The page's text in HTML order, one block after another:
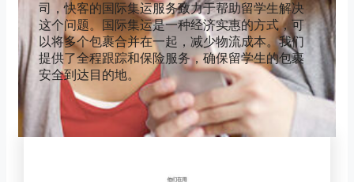
司，快客的国际集运服务致力于帮助留学生解决
这个问题。国际集运是一种经济实惠的方式，可
以将多个包裹合并在一起，减少物流成本。我们
提供了全程跟踪和保险服务，确保留学生的包裹
安全到达目的地。